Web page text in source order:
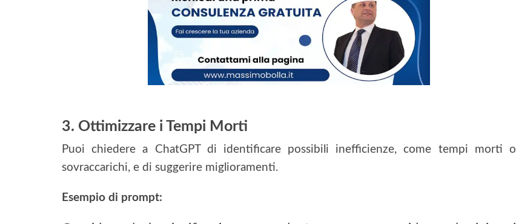
3. Ottimizzare i Tempi Morti
Puoi chiedere a ChatGPT di identificare possibili inefficienze, come tempi morti o
sovraccarichi, e di suggerire miglioramenti.
Esempio di prompt: